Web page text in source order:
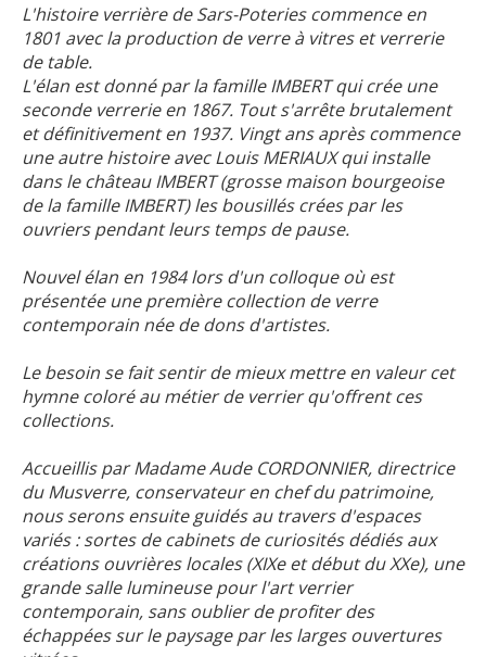
L'histoire verrière de Sars-Poteries commence en
1801 avec la production de verre à vitres et verrerie
de table.
L'élan est donné par la famille IMBERT qui crée une
seconde verrerie en 1867. Tout s'arrête brutalement
et définitivement en 1937. Vingt ans après commence
une autre histoire avec Louis MERIAUX qui installe
dans le château IMBERT (grosse maison bourgeoise
de la famille IMBERT) les bousillés crées par les
ouvriers pendant leurs temps de pause.
Nouvel élan en 1984 lors d'un colloque où est
présentée une première collection de verre
contemporain née de dons d'artistes.
Le besoin se fait sentir de mieux mettre en valeur cet
hymne coloré au métier de verrier qu'offrent ces
collections.
Accueillis par Madame Aude CORDONNIER, directrice
du Musverre, conservateur en chef du patrimoine,
nous serons ensuite guidés au travers d'espaces
variés : sortes de cabinets de curiosités dédiés aux
créations ouvrières locales (XIXe et début du XXe), une
grande salle lumineuse pour l'art verrier
contemporain, sans oublier de profiter des
échappées sur le paysage par les larges ouvertures